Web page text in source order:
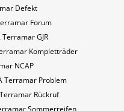
Defekt
Forum
Terramar GJR
Kompletträder
NCAP
Terramar Problem
Rückruf
Sommerreifen